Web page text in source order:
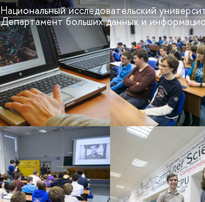
Национальный исследовательский
Департамент больших данных и